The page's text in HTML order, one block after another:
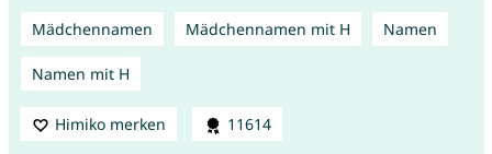
Mädchennamen Mädchennamen mit H Namen
Namen mit H
Himiko merken 11614